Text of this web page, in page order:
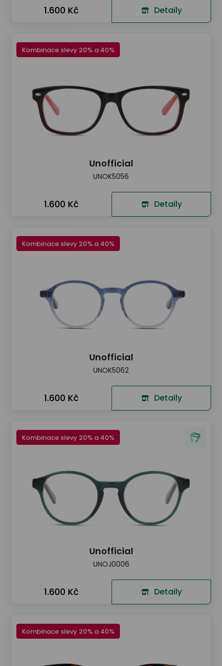
1.600 Kč Detaily
Kombinace slevy 20% a 40%
Unofficial
UNOK5056
1.600 Kč Detaily
Kombinace slevy 20% a 40%
Unofficial
UNOK5062
1.600 Kč Detaily
Kombinace slevy 20% a 40%
Unofficial
UNOJ0006
1.600 Kč Detaily
Kombinace slevy 20% a 40%